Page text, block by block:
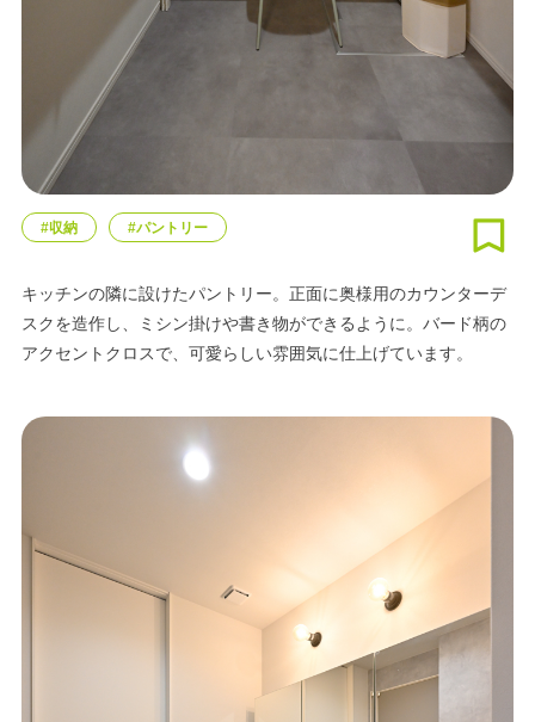
#収納 #パントリー
キッチンの隣に設けたパントリー。正面に奥様用のカウンターデ
スクを造作し、ミシン掛けや書き物ができるように。バード柄の
アクセントクロスで、可愛らしい雰囲気に仕上げています。